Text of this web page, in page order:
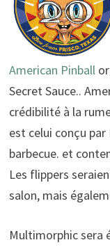
American Pinball
Secret Sauce..
crédibilité à la
est celui conçu
barbecue. et
Les flippers
salon, mais
Multimorphic sera